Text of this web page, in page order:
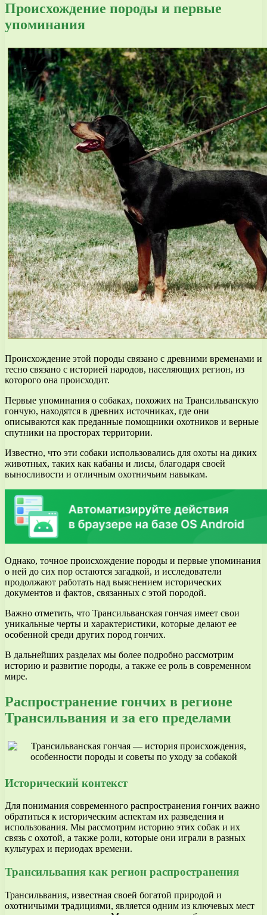
Происхождение породы и первые
упоминания
Происхождение этой породы связано с древними временами и
тесно связано с историей народов, населяющих регион, из
которого она происходит.
Первые упоминания о собаках, похожих на Трансильванскую
гончую, находятся в древних источниках, где они
описываются как преданные помощники охотников и верные
спутники на просторах территории.
Известно, что эти собаки использовались для охоты на диких
животных, таких как кабаны и лисы, благодаря своей
выносливости и отличным охотничьим навыкам.
Однако, точное происхождение породы и первые упоминания
о ней до сих пор остаются загадкой, и исследователи
продолжают работать над выяснением исторических
документов и фактов, связанных с этой породой.
Важно отметить, что Трансильванская гончая имеет свои
уникальные черты и характеристики, которые делают ее
особенной среди других пород гончих.
В дальнейших разделах мы более подробно рассмотрим
историю и развитие породы, а также ее роль в современном
мире.
Распространение гончих в регионе
Трансильвания и за его пределами
Исторический контекст
Для понимания современного распространения гончих важно
обратиться к историческим аспектам их разведения и
использования. Мы рассмотрим историю этих собак и их
связь с охотой, а также роли, которые они играли в разных
культурах и периодах времени.
Трансильвания как регион распространения
Трансильвания, известная своей богатой природой и
охотничьими традициями, является одним из ключевых мест